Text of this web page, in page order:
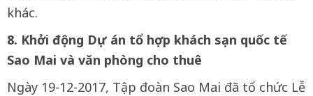
khác.
8. Khởi động Dự án tổ hợp khách sạn quốc tế
Sao Mai và văn phòng cho thuê
Ngày 19-12-2017, Tập đoàn Sao Mai đã tổ chức Lễ